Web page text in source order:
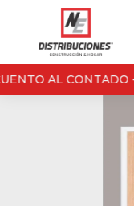
AL CONTADO -